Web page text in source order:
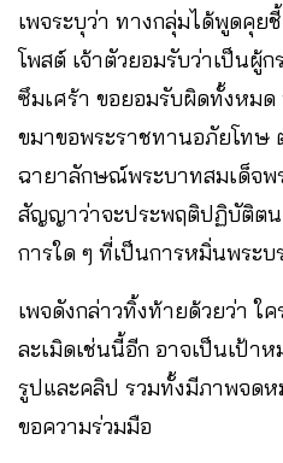
เพจระบุว่า ทางกลุ่มได้พูดคุย
โพสต์ เจ้าตัวยอมรับว่าเป็นผู้
ซึมเศร้า ขอยอมรับผิดทั้งหมด
ขมาขอพระราชทานอภัยโทษ
ฉายาลักษณ์พระบาทสมเด็จพ
สัญญาว่าจะประพฤติปฏิบัติตน
การใด ๆ ที่เป็นการหมิ่นพระ
เพจดังกล่าวทิ้งท้ายด้วยว่า ใ
ละเมิดเช่นนี้อีก​ อาจเป็นเป้า
รูปและคลิป รวมทั้งมีภาพจด
ขอความร่วมมือ